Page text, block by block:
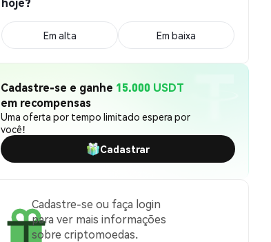
Em alta Em baixa
Cadastre-se e ganhe 15.000 USDT
em recompensas
Uma oferta por tempo limitado espera por
você!
Cadastrar
Cadastre-se ou faça login
para ver mais informações
sobre criptomoedas.